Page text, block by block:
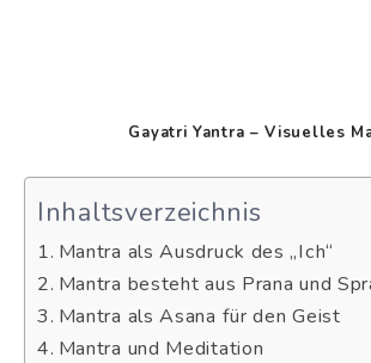
Gayatri Yantra – Visuelles
Inhaltsverzeichnis
Mantra als Ausdruck des „Ich“
Mantra besteht aus Prana und
Mantra als Asana für den Geist
Mantra und Meditation